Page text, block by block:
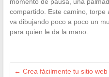
compartido. Este camino, torpe
va dibujando poco a poco un
para quien le da la mano.
← Crea fácilmente tu sitio